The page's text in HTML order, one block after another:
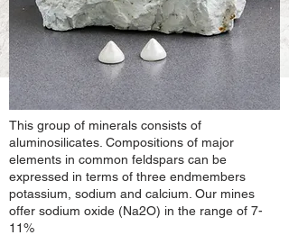
This group of minerals consists of
aluminosilicates . Compositions of major
elements in common feldspars can be
expressed in terms of three endmembers
potassium, sodium and calcium. Our mines
offer sodium oxide (Na2O) in the range of 7-
11%